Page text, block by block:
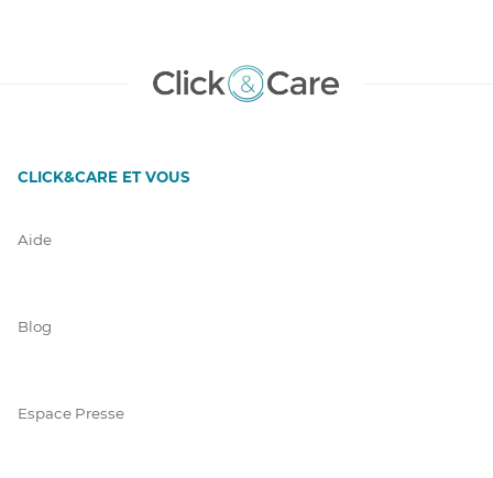
CLICK&CARE ET VOUS
Aide
Blog
Espace Presse